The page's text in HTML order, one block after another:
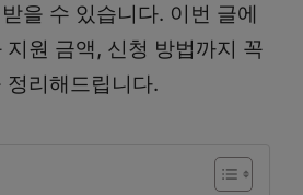
을 수 있습니다. 이번 글에
원 금액, 신청 방법까지 꼭
정리해드립니다.